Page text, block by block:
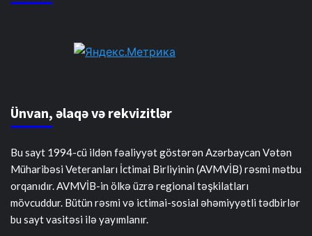
Ünvan, əlaqə və rekvizitlər
Bu sayt 1994-cü ildən fəaliyyət göstərən Azərbaycan Vətən
Müharibəsi Veteranları İctimai Birliyinin (AVMVİB) rəsmi mətbu
orqanıdır. AVMVİB-in ölkə üzrə regional təşkilatları
mövcuddur. Bütün rəsmi və ictimai-sosial əhəmiyyətli tədbirlər
bu sayt vasitəsi ilə yayımlanır.